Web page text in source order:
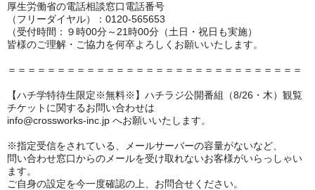
厚生労働省の電話相談窓口電話番号
（フリーダイヤル）：0120-565653
（受付時間：９時00分～21時00分（土日・祝日も実施）
皆様のご理解・ご協力を何卒よろしくお願いいたします。
＝＝＝＝＝＝＝＝＝＝＝＝＝＝＝＝＝＝＝＝＝＝＝＝＝＝＝＝＝＝
【ハチ学特待生限定※無料※】ハチラジ公開番組（8/26・木）観覧
チケットに関するお問い合わせは
info@crossworks-inc.jp へお願いいたします。
※指定受信をされている、メールサーバーの容量がないなど、
問い合わせ窓口からのメールを受け取れないお客様がいらっしゃい
ます。
ご自身の設定を今一度確認の上、お問合せください。